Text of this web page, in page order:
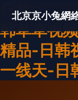
日韩艹艹
韩草草视
精品-日韩
一线天-日
北京京小兔網